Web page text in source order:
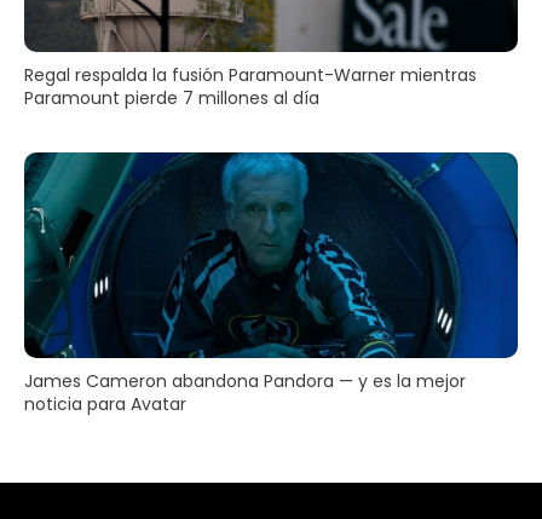
Regal respalda la fusión Paramount-Warner mientras
Paramount pierde 7 millones al día
James Cameron abandona Pandora — y es la mejor
noticia para Avatar